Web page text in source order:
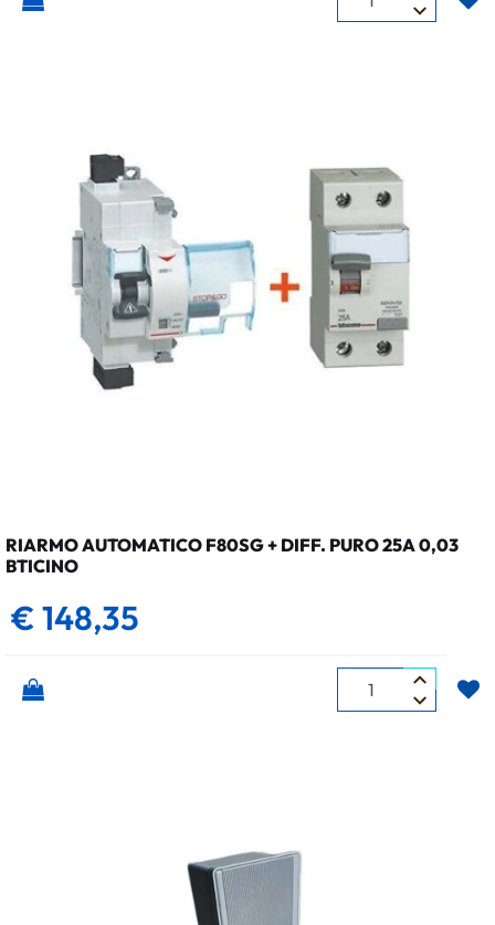
RIARMO AUTOMATICO F80SG + DIFF. PURO 25A 0,03
BTICINO
€ 148,35
Quantità